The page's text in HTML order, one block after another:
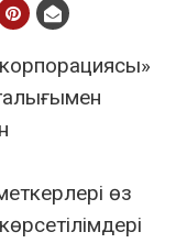
корпорациясы»
өз